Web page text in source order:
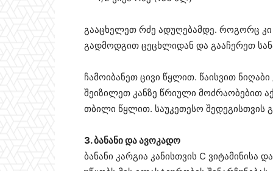
გააცხელეთ რძე ადუღებამდე. როგორც
გადმოდგით ცეცხლიდან და გააჩერეთ
ჩამოიბანეთ ცივი წყლით. წაისვით
შეიზილეთ კანზე წრიული მოძრაობებით
თბილი წყლით. საუკეთესო შედეგისთვის
3. ბანანი და ავოკადო
ბანანი კარგია კანისთვის C ვიტამინისა